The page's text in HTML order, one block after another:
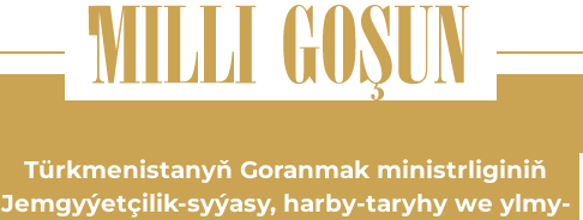
Türkmenistanyň Goranmak ministrliginiň
Jemgyýetçilik-syýasy, harby-taryhy we ylmy-